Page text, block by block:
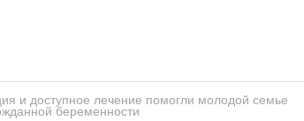
и доступное лечение помогли молодой семье
беременности